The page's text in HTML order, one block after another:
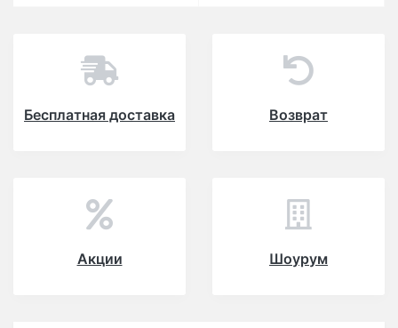
Бесплатная доставка Возврат
Акции Шоурум